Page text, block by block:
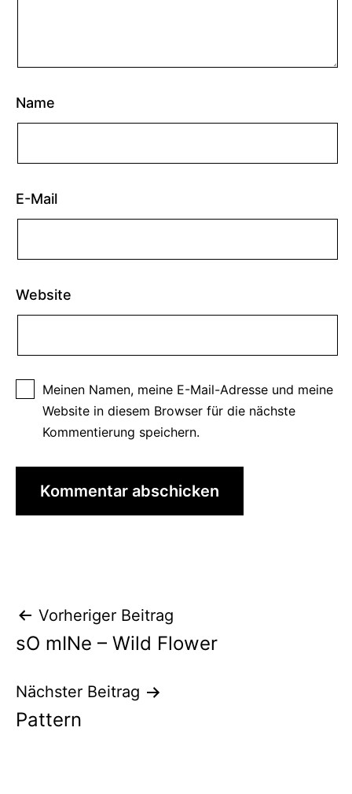
Name
E-Mail
Website
Meinen Namen, meine E-Mail-Adresse und meine
Website in diesem Browser für die nächste
Kommentierung speichern.
Beitrags-
Navigation
Vorheriger Beitrag
sO mINe – Wild Flower
Nächster Beitrag
Pattern